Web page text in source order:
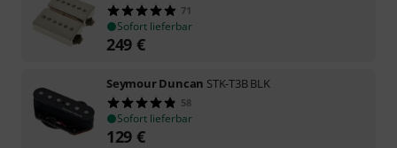
71
Sofort lieferbar
249 €
Seymour Duncan STK-T3B BLK
58
Sofort lieferbar
129 €